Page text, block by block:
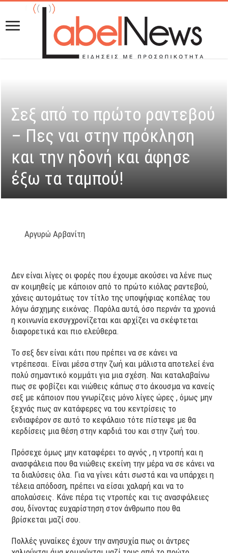
Σεξ από το πρώτο ραντεβού
– Πες ναι στην πρόκληση
και την ηδονή και άφησε
έξω τα ταμπού!
Αργυρώ Αρβανίτη
Δεν είναι λίγες οι φορές που έχουμε ακούσει να λένε πως
αν κοιμηθείς με κάποιον από το πρώτο κιόλας ραντεβού,
χάνεις αυτομάτως τον τίτλο της υποψήφιας κοπέλας του
λόγω άσχημης εικόνας. Παρόλα αυτά, όσο περνάν τα χρονιά
η κοινωνία εκσυγχρονίζεται και αρχίζει να σκέφτεται
διαφορετικά και πιο ελεύθερα.
Το σεξ δεν είναι κάτι που πρέπει να σε κάνει να
ντρέπεσαι. Είναι μέσα στην ζωή και μάλιστα αποτελεί ένα
πολύ σημαντικό κομμάτι για μια σχέση. Ναι καταλαβαίνω
πως σε φοβίζει και νιώθεις κάπως στο άκουσμα να κανείς
σεξ με κάποιον που γνωρίζεις μόνο λίγες ώρες , όμως μην
ξεχνάς πως αν κατάφερες να του κεντρίσεις το
ενδιαφέρον σε αυτό το κεφάλαιο τότε πίστεψε με θα
κερδίσεις μια θέση στην καρδιά του και στην ζωή του.
Πρόσεχε όμως μην καταφέρει το αγνός , η ντροπή και η
ανασφάλεια που θα νιώθεις εκείνη την μέρα να σε κάνει να
τα διαλύσεις όλα. Για να γίνει κάτι σωστά και να υπάρχει η
τέλεια απόδοση, πρέπει να είσαι χαλαρή και να το
απολαύσεις. Κάνε πέρα τις ντροπές και τις ανασφάλειες
σου, δίνοντας ευχαρίστηση στον άνθρωπο που θα
βρίσκεται μαζί σου.
Πολλές γυναίκες έχουν την ανησυχία πως οι άντρες